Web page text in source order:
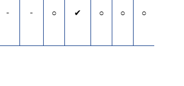
- - ○ ✔ ○ ○ ○